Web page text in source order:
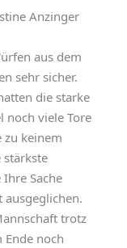
Anzinger
aus dem
sehr sicher.
die starke
noch viele Tore
zu keinem
stärkste
Sache
ausgeglichen.
trotz
noch